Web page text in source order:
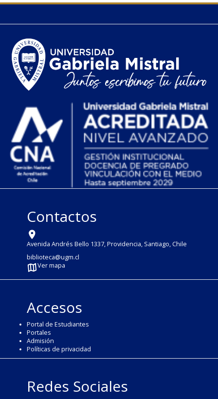
Contactos
Avenida Andrés Bello 1337, Providencia, Santiago, Chile
biblioteca@ugm.cl
Ver mapa
Accesos
Portal de Estudiantes
Portales
Admisión
Políticas de privacidad
Redes Sociales